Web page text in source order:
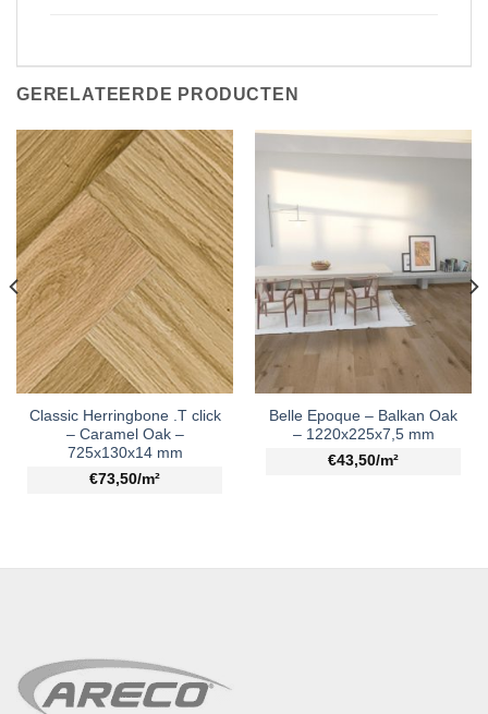
GERELATEERDE PRODUCTEN
Classic Herringbone .T click
– Caramel Oak –
725x130x14 mm
€73,50/m²
Belle Epoque – Balkan Oak
– 1220x225x7,5 mm
€43,50/m²